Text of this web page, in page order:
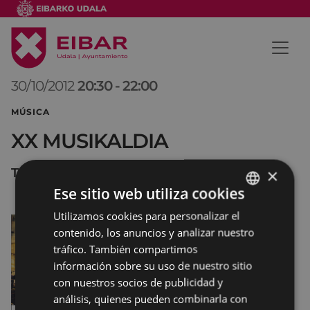
30/10/2012 20:30 -22:00
MÚSICA
XX MUSIKALDIA
Teatro Coliseo
BASQUE
SPANISH
×
Ese sitio web utiliza cookies
Utilizamos cookies para personalizar el
contenido, los anuncios y analizar nuestro
tráfico. También compartimos
información sobre su uso de nuestro sitio
con nuestros socios de publicidad y
análisis, quienes pueden combinarla con